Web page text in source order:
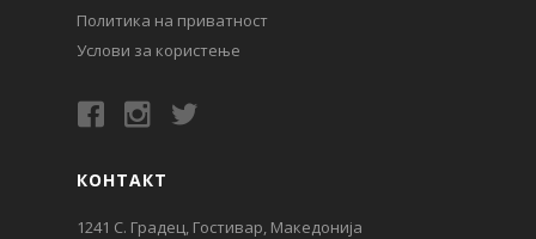
Политика на приватност
Услови за користење
КОНТАКТ
1241 С. Градец, Гостивар, Македонија